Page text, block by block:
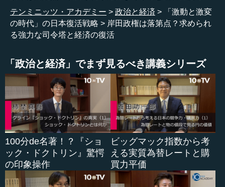
それから2050年にカーボン・ニュートラルを公約しまし
た。これは2020年10月26日です。公約して、2カ月ぐらい
のうちに、5つぐらい法律を通しました。産業界を網羅し
の政策を行いました。電話料金引き下げや、不妊治療の保
険適用、地銀改革や医療負担など、分かりやすいのです。
菅氏の在任時代の一番大きな問題は、日米首脳会談だと
思います。これは2021年4月にやりました。この日米首脳
会談について、アメリカの政権が日米首脳会談をやるの
に、こんなに前準備したことは歴史上初めてです。
そこでは次のことが決まりました。とにかく日本の政権
をしっかり取り込むために、日・米・オーストラリア・イ
ンドの4か国を巻き込んでQuadを発足し、中国包囲網の中
テンミニッツ・アカデミー
政治と経済
「激動と激変
の時代」の日本復活戦略
岸田政権は落第点？求められ
る強力な司令塔と経済の復活
「政治と経済」でまず見るべき講義シリーズ
100分de名著！？『ショ
ック・ドクトリン』驚愕
の印象操作
ビッグマック指数から考
える実質為替レートと購
買力平価